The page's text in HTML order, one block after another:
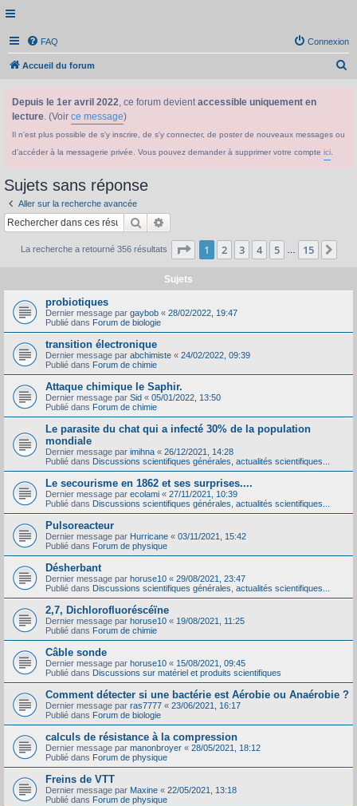
FAQ Connexion
Accueil du forum
Depuis le 1er avril 2022, ce forum devientaccessible uniquement en
lecture. (Voir ce message)
Il n'est plus possible de s'y inscrire, de s'y connecter, de poster de nouveaux messages ou
d'accéder à la messagerie privée. Vous pouvez demander à supprimer votre compte ici
Sujets sans réponse
Aller sur la recherche avancée
Rechercher
La recherche a retourné 356 résultats Page 1sur15
1 2 3 4 5 15
Sujets
probiotiques
Dernier message par gaybob « 28/02/2022, 19:47
Publié dans Forum de biologie
transition électronique
Dernier message par abchimiste « 24/02/2022, 09:39
Publié dans Forum de chimie
Attaque chimique le Saphir.
Dernier message par Sid « 05/01/2022, 13:50
Publié dans Forum de chimie
Le parasite du chat qui a infecté 30% de la population
mondiale
Dernier message par imihna « 26/12/2021, 14:28
Publié dans Discussions scientifiques générales, actualités scientifiques...
Le secourisme en 1862 et ses surprises....
Dernier message par ecolami « 27/11/2021, 10:39
Publié dans Discussions scientifiques générales, actualités scientifiques...
Pulsoreacteur
Dernier message par Hurricane « 03/11/2021, 15:42
Publié dans Forum de physique
Désherbant
Dernier message par horuse10 « 29/08/2021, 23:47
Publié dans Discussions scientifiques générales, actualités scientifiques...
2,7, Dichlorofluoréscéïne
Dernier message par horuse10 « 19/08/2021, 11:25
Publié dans Forum de chimie
Câble sonde
Dernier message par horuse10 « 15/08/2021, 09:45
Publié dans Discussions sur matériel et produits scientifiques
Comment détecter si une bactérie est Aérobie ou Anaérobie ?
Dernier message par ras7777 « 23/06/2021, 16:17
Publié dans Forum de biologie
calculs de résistance à la compression
Dernier message par manonbroyer « 28/05/2021, 18:12
Publié dans Forum de physique
Freins de VTT
Dernier message par Maxine « 22/05/2021, 13:18
Publié dans Forum de physique